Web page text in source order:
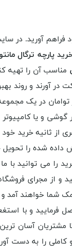
فراهم آورید.
پارچه ترگال
مناسب آن را تهیه
در آورند و روند
توامان در یک
گوشی و یا
ثانیه خرید خود
داده شده را
را می توانید با
و از مجرای
شما خواهند آمد و
فرمایید و با
مشتریان آسان
را به دست